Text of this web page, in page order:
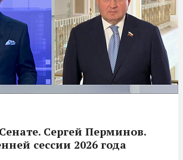
Сергей Перминов.
сессии 2026 года